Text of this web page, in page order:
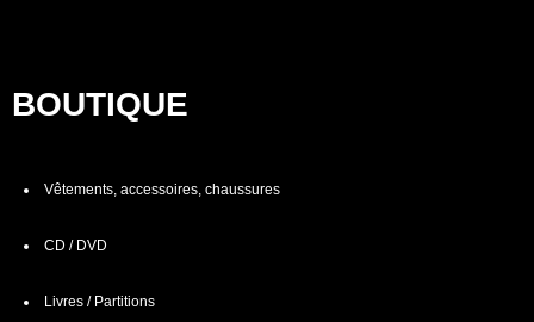
BOUTIQUE
Vêtements, accessoires, chaussures
CD / DVD
Livres / Partitions